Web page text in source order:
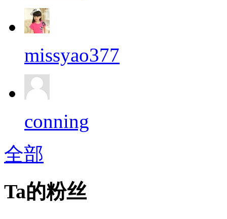
missyao377
conning
全部
Ta的粉丝